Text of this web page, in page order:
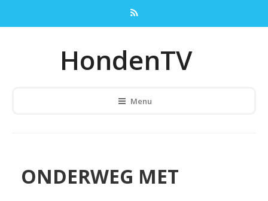
HondenTV
Menu
ONDERWEG MET